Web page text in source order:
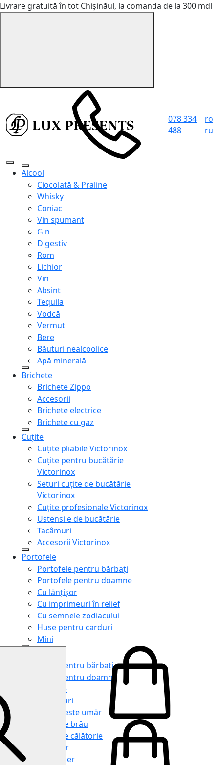
Livrare gratuită în tot Chișinăul, la comanda de la 300 mdl
078 334
488
ro
ru
Alcool
Ciocolată & Praline
Whisky
Coniac
Vin spumant
Gin
Digestiv
Rom
Lichior
Vin
Absint
Tequila
Vodcă
Vermut
Bere
Băuturi nealcoolice
Apă minerală
Brichete
Brichete Zippo
Accesorii
Brichete electrice
Brichete cu gaz
Cuțite
Cuțite pliabile Victorinox
Cuțite pentru bucătărie
Victorinox
Seturi cuțite de bucătărie
Victorinox
Cuțite profesionale Victorinox
Ustensile de bucătărie
Tacâmuri
Accesorii Victorinox
Portofele
Portofele pentru bărbați
Portofele pentru doamne
Cu lănțișor
Cu imprimeuri în relief
Cu semnele zodiacului
Huse pentru carduri
Mini
Genți pentru bărbați
Genți pentru doamne
Serviete
Rucsacuri
Genți peste umăr
Genți de brâu
Genți de călătorie
Shopper
Organiser